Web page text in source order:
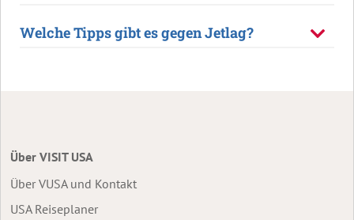
Welche Tipps gibt es gegen Jetlag?
Über VISIT USA
Über VUSA und Kontakt
USA Reiseplaner